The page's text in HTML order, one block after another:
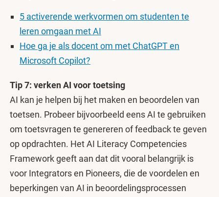
5 activerende werkvormen om studenten te
leren omgaan met AI
Hoe ga je als docent om met ChatGPT en
Microsoft Copilot?
Tip 7: verken AI voor toetsing
AI kan je helpen bij het maken en beoordelen van
toetsen. Probeer bijvoorbeeld eens AI te gebruiken
om toetsvragen te genereren of feedback te geven
op opdrachten. Het AI Literacy Competencies
Framework geeft aan dat dit vooral belangrijk is
voor Integrators en Pioneers, die de voordelen en
beperkingen van AI in beoordelingsprocessen